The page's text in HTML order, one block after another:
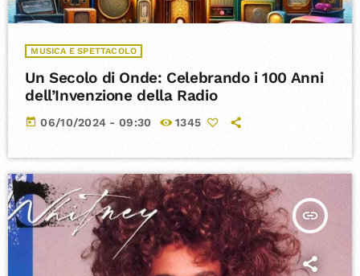
MUSICA E SPETTACOLO
Un Secolo di Onde: Celebrando i 100 Anni
dell’Invenzione della Radio
today 06/10/2024 - 09:30 1345
insert_link